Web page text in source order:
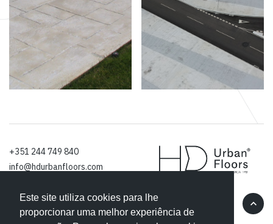
Este site utiliza cookies para lhe
proporcionar uma melhor experiência de
+351 244 749 840
info@hdurbanfloors.com
Facebook Linkedin